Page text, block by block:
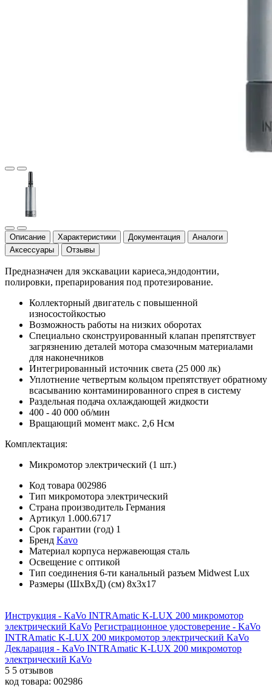
Описание Характеристики Документация
Аналоги
Аксессуары
Отзывы
Предназначен для экскавации кариеса,эндодонтии,
полировки, препарирования под протезирование.
Коллекторный двигатель с повышенной
износостойкостью
Возможность работы на низких оборотах
Специально сконструированный клапан препятствует
загрязнению деталей мотора смазочным материалами
для наконечников
Интегрированный источник света (25 000 лк)
Уплотнение четвертым кольцом препятствует обратному
всасыванию контаминированного спрея в систему
Раздельная подача охлаждающей жидкости
400 - 40 000 об/мин
Вращающий момент макс. 2,6 Нсм
Комплектация:
Микромотор электрический (1 шт.)
Код товара 002986
Тип микромотора электрический
Страна производитель Германия
Артикул 1.000.6717
Срок гарантии (год) 1
Бренд Kavo
Материал корпуса нержавеющая сталь
Освещение с оптикой
Тип соединения 6-ти канальный разъем Midwest Lux
Размеры (ШхВхД) (см) 8х3х17
Инструкция - KaVo INTRAmatic K-LUX 200 микромотор
электрический KaVo Регистрационное удостоверение - KaVo
INTRAmatic K-LUX 200 микромотор электрический KaVo
Декларация - KaVo INTRAmatic K-LUX 200 микромотор
электрический KaVo
5 5 отзывов
код товара: 002986